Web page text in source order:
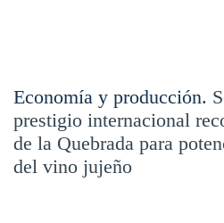
Economía y producción.
prestigio internacional
de la Quebrada para
del vino jujeño